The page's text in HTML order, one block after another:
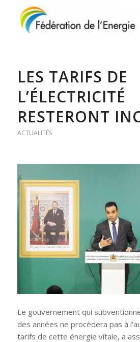
LES TARIFS DE
L’ÉLECTRICITÉ
RESTERONT
ACTUALITÉS
Le gouvernement qui
des années ne procèdera pas à
tarifs de cette énergie vitale, a